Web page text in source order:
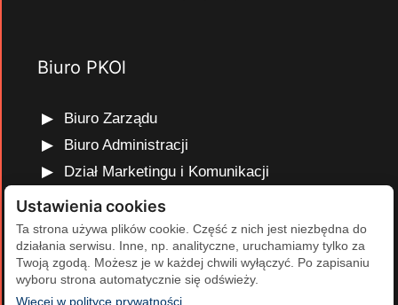
Biuro PKOl
Biuro Zarządu
Biuro Administracji
Dział Marketingu i Komunikacji
Dział Edukacji Olimpijskiej
Dział Finansów i Kadr
Dział Projektów Olimpijskich
Dział Programów Rozwojowych
Ustawienia cookies
Ta strona używa plików cookie. Część z nich jest niezbędna do
działania serwisu. Inne, np. analityczne, uruchamiamy tylko za
Twoją zgodą. Możesz je w każdej chwili wyłączyć. Po zapisaniu
wyboru strona automatycznie się odświeży.
Więcej w polityce prywatności(otwiera się w nowej karcie)